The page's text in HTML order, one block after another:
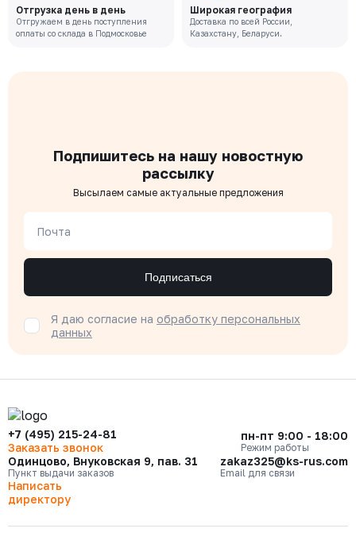
Отгрузка день в день
Отгружаем в день поступления
оплаты со склада в Подмосковье
Широкая география
Доставка по всей России,
Казахстану, Беларуси.
Подпишитесь на нашу новостную
рассылку
Высылаем самые актуальные предложения
Почта
Подписаться
Я даю согласие на обработку персональных
данных
+7 (495) 215-24-81
Заказать звонок
пн-пт 9:00 - 18:00
Режим работы
Одинцово, Внуковская 9, пав. 31
Пункт выдачи заказов
zakaz325@ks-rus.com
Email для связи
Написать
директору